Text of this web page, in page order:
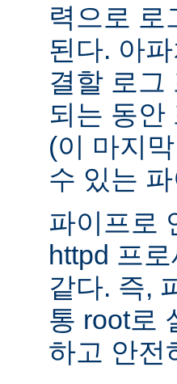
력으로 로
된다. 아
결할 로그
되는 동안
(이 마지
수 있는
파이프로
httpd 프
같다. 즉,
통 root로
하고 안전